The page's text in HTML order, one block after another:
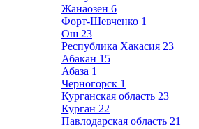
Жанаозен 6
Форт-Шевченко 1
Ош 23
Республика Хакасия 23
Абакан 15
Абаза 1
Черногорск 1
Курганская область 23
Курган 22
Павлодарская область 21